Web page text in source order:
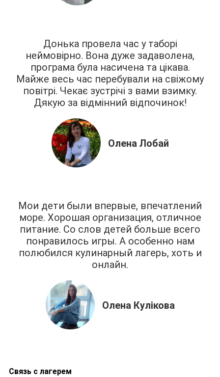
Донька провела час у таборі
неймовірно. Вона дуже задаволена,
програма була насичена та цікава.
Майже весь час перебували на свіжому
повітрі. Чекає зустрічі з вами взимку.
Дякую за відмінний відпочинок!
Олена Лобай
Мои дети были впервые, впечатлений
море. Хорошая организация, отличное
питание. Со слов детей больше всего
понравилось игры. А особенно нам
полюбился кулинарный лагерь, хоть и
онлайн.
Олена Кулікова
Связь с лагерем